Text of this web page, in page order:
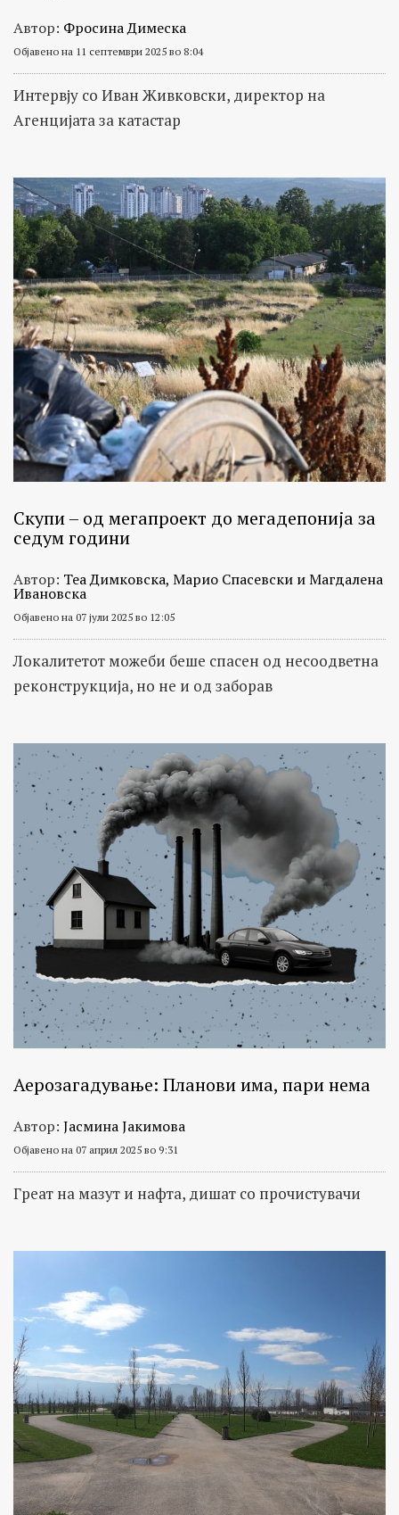
Автор: Фросина Димеска
Објавено на 11 септември 2025 во 8:04
Интервју со Иван Живковски, директор на
Агенцијата за катастар
Скупи – од мегапроект до мегадепонија за
седум години
Автор: Теа Димковска, Марио Спасевски и Магдалена
Ивановска
Објавено на 07 јули 2025 во 12:05
Локалитетот можеби беше спасен од несоодветна
реконструкција, но не и од заборав
Аерозагадување: Планови има, пари нема
Автор: Јасмина Јакимова
Објавено на 07 април 2025 во 9:31
Греат на мазут и нафта, дишат со прочистувачи